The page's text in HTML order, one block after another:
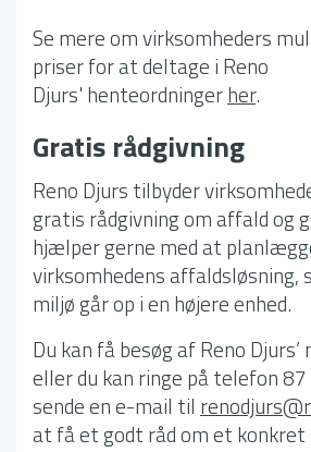
Se mere om virksomheders
priser for at deltage i Reno
Djurs' henteordningerher.
Gratis rådgivning
Reno Djurs tilbyder
gratis rådgivning om affald og
hjælper gerne med at
virksomhedens affaldsløsning,
miljø går op i en højere enhed.
Du kan få besøg af Reno
eller du kan ringe på telefon
sende en e-mail til
at få et godt råd om et konkret